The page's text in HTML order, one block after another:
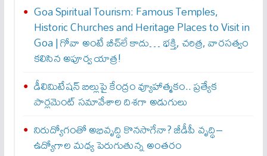
Goa Spiritual Tourism: Famous Temples,
Historic Churches and Heritage Places to Visit in
Goa | గోవా అంటే బీచ్‌లే కాదు… భక్తి, చరిత్ర, వారసత్వం
కలిసిన అపూర్వ యాత్ర!
డీలిమిటేషన్ బిల్లుపై కేంద్రం వ్యూహాత్మకం.. ప్రత్యేక
పార్లమెంట్ సమావేశాల దిశగా అడుగులు
నిరుద్యోగంతో అభివృద్ధి కొనసాగేనా? జీడీపీ వృద్ధి–
ఉద్యోగాల మధ్య పెరుగుతున్న అంతరం